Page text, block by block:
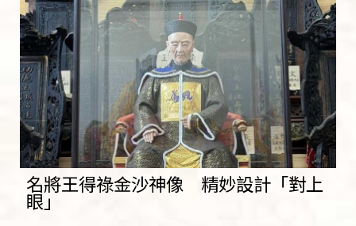
名將王得祿金沙神像 精妙設計「對上
眼」